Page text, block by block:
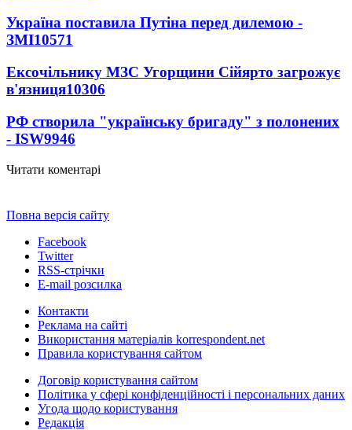
Україна поставила Путіна перед дилемою -
ЗМІ10571
Ексочільнику МЗС Угорщини Сійярто загрожує
в'язниця10306
РФ створила "українську бригаду" з полонених
- ISW9946
Читати коментарі
Повна версія сайту
Facebook
Twitter
RSS-стрічки
E-mail розсилка
Контакти
Реклама на сайті
Використання матеріалів korrespondent.net
Правила користування сайтом
Договір користування сайтом
Політика у сфері конфіденційності і персональних даних
Угода щодо користування
Редакція